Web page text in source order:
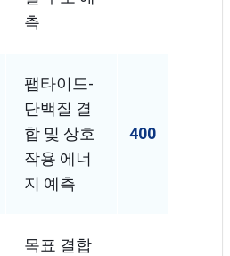
측
팹타이드-
단백질 결
합 및 상호
작용 에너
지 예측
400
목표 결합